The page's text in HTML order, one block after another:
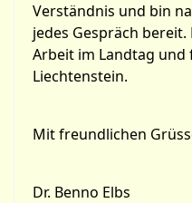
Verständnis und bin
jedes Gespräch
Arbeit im Landtag und
Liechtenstein.
Mit freundlichen
Dr. Benno Elbs